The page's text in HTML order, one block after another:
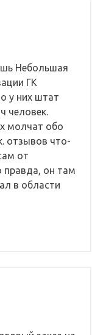
Небольшая
ГК
у них штат
человек.
молчат обо
отзывов что-
от
правда, он там
в области